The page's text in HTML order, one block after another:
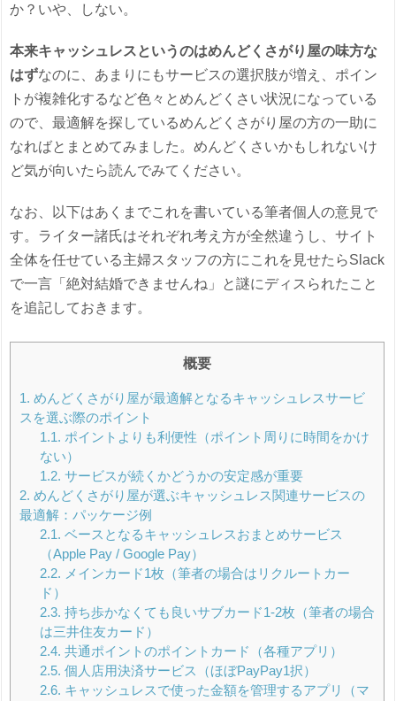
か？いや、しない。
本来キャッシュレスというのはめんどくさがり屋の味方な
はずなのに、あまりにもサービスの選択肢が増え、ポイン
トが複雑化するなど色々とめんどくさい状況になっている
ので、最適解を探しているめんどくさがり屋の方の一助に
なればとまとめてみました。めんどくさいかもしれないけ
ど気が向いたら読んでみてください。
なお、以下はあくまでこれを書いている筆者個人の意見で
す。ライター諸氏はそれぞれ考え方が全然違うし、サイト
全体を任せている主婦スタッフの方にこれを見せたらSlack
で一言「絶対結婚できませんね」と謎にディスられたこと
を追記しておきます。
概要
1. めんどくさがり屋が最適解となるキャッシュレスサービ
スを選ぶ際のポイント
1.1. ポイントよりも利便性（ポイント周りに時間をかけ
ない）
1.2. サービスが続くかどうかの安定感が重要
2. めんどくさがり屋が選ぶキャッシュレス関連サービスの
最適解：パッケージ例
2.1. ベースとなるキャッシュレスおまとめサービス
（Apple Pay / Google Pay）
2.2. メインカード1枚（筆者の場合はリクルートカー
ド）
2.3. 持ち歩かなくても良いサブカード1-2枚（筆者の場合
は三井住友カード）
2.4. 共通ポイントのポイントカード（各種アプリ）
2.5. 個人店用決済サービス（ほぼPayPay1択）
2.6. キャッシュレスで使った金額を管理するアプリ（マ